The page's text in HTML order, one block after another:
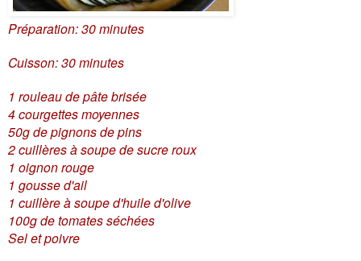
Préparation: 30 minutes
Cuisson: 30 minutes
1 rouleau de pâte brisée
4 courgettes moyennes
50g de pignons de pins
2 cuillères à soupe de sucre roux
1 oignon rouge
1 gousse d'ail
1 cuillère à soupe d'huile d'olive
100g de tomates séchées
Sel et poivre